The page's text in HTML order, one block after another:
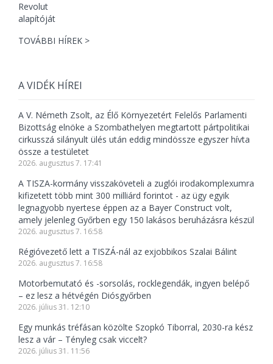
TOVÁBBI HÍREK >
A VIDÉK HÍREI
A V. Németh Zsolt, az Élő Környezetért Felelős Parlamenti
Bizottság elnöke a Szombathelyen megtartott pártpolitikai
cirkusszá silányult ülés után eddig mindössze egyszer hívta
össze a testületet
2026. augusztus 7. 17:41
A TISZA-kormány visszaköveteli a zuglói irodakomplexumra
kifizetett több mint 300 milliárd forintot - az ügy egyik
legnagyobb nyertese éppen az a Bayer Construct volt,
amely jelenleg Győrben egy 150 lakásos beruházásra készül
2026. augusztus 7. 16:58
Régióvezető lett a TISZÁ-nál az exjobbikos Szalai Bálint
2026. augusztus 7. 16:58
Motorbemutató és -sorsolás, rocklegendák, ingyen belépő
– ez lesz a hétvégén Diósgyőrben
2026. július 31. 12:10
Egy munkás tréfásan közölte Szopkó Tiborral, 2030-ra kész
lesz a vár – Tényleg csak viccelt?
2026. július 31. 11:56